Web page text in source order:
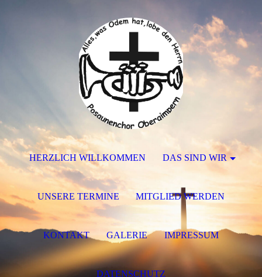
HERZLICH WILLKOMMEN DAS SIND WIR
UNSERE TERMINE MITGLIED WERDEN
KONTAKT GALERIE IMPRESSUM
DATENSCHUTZ